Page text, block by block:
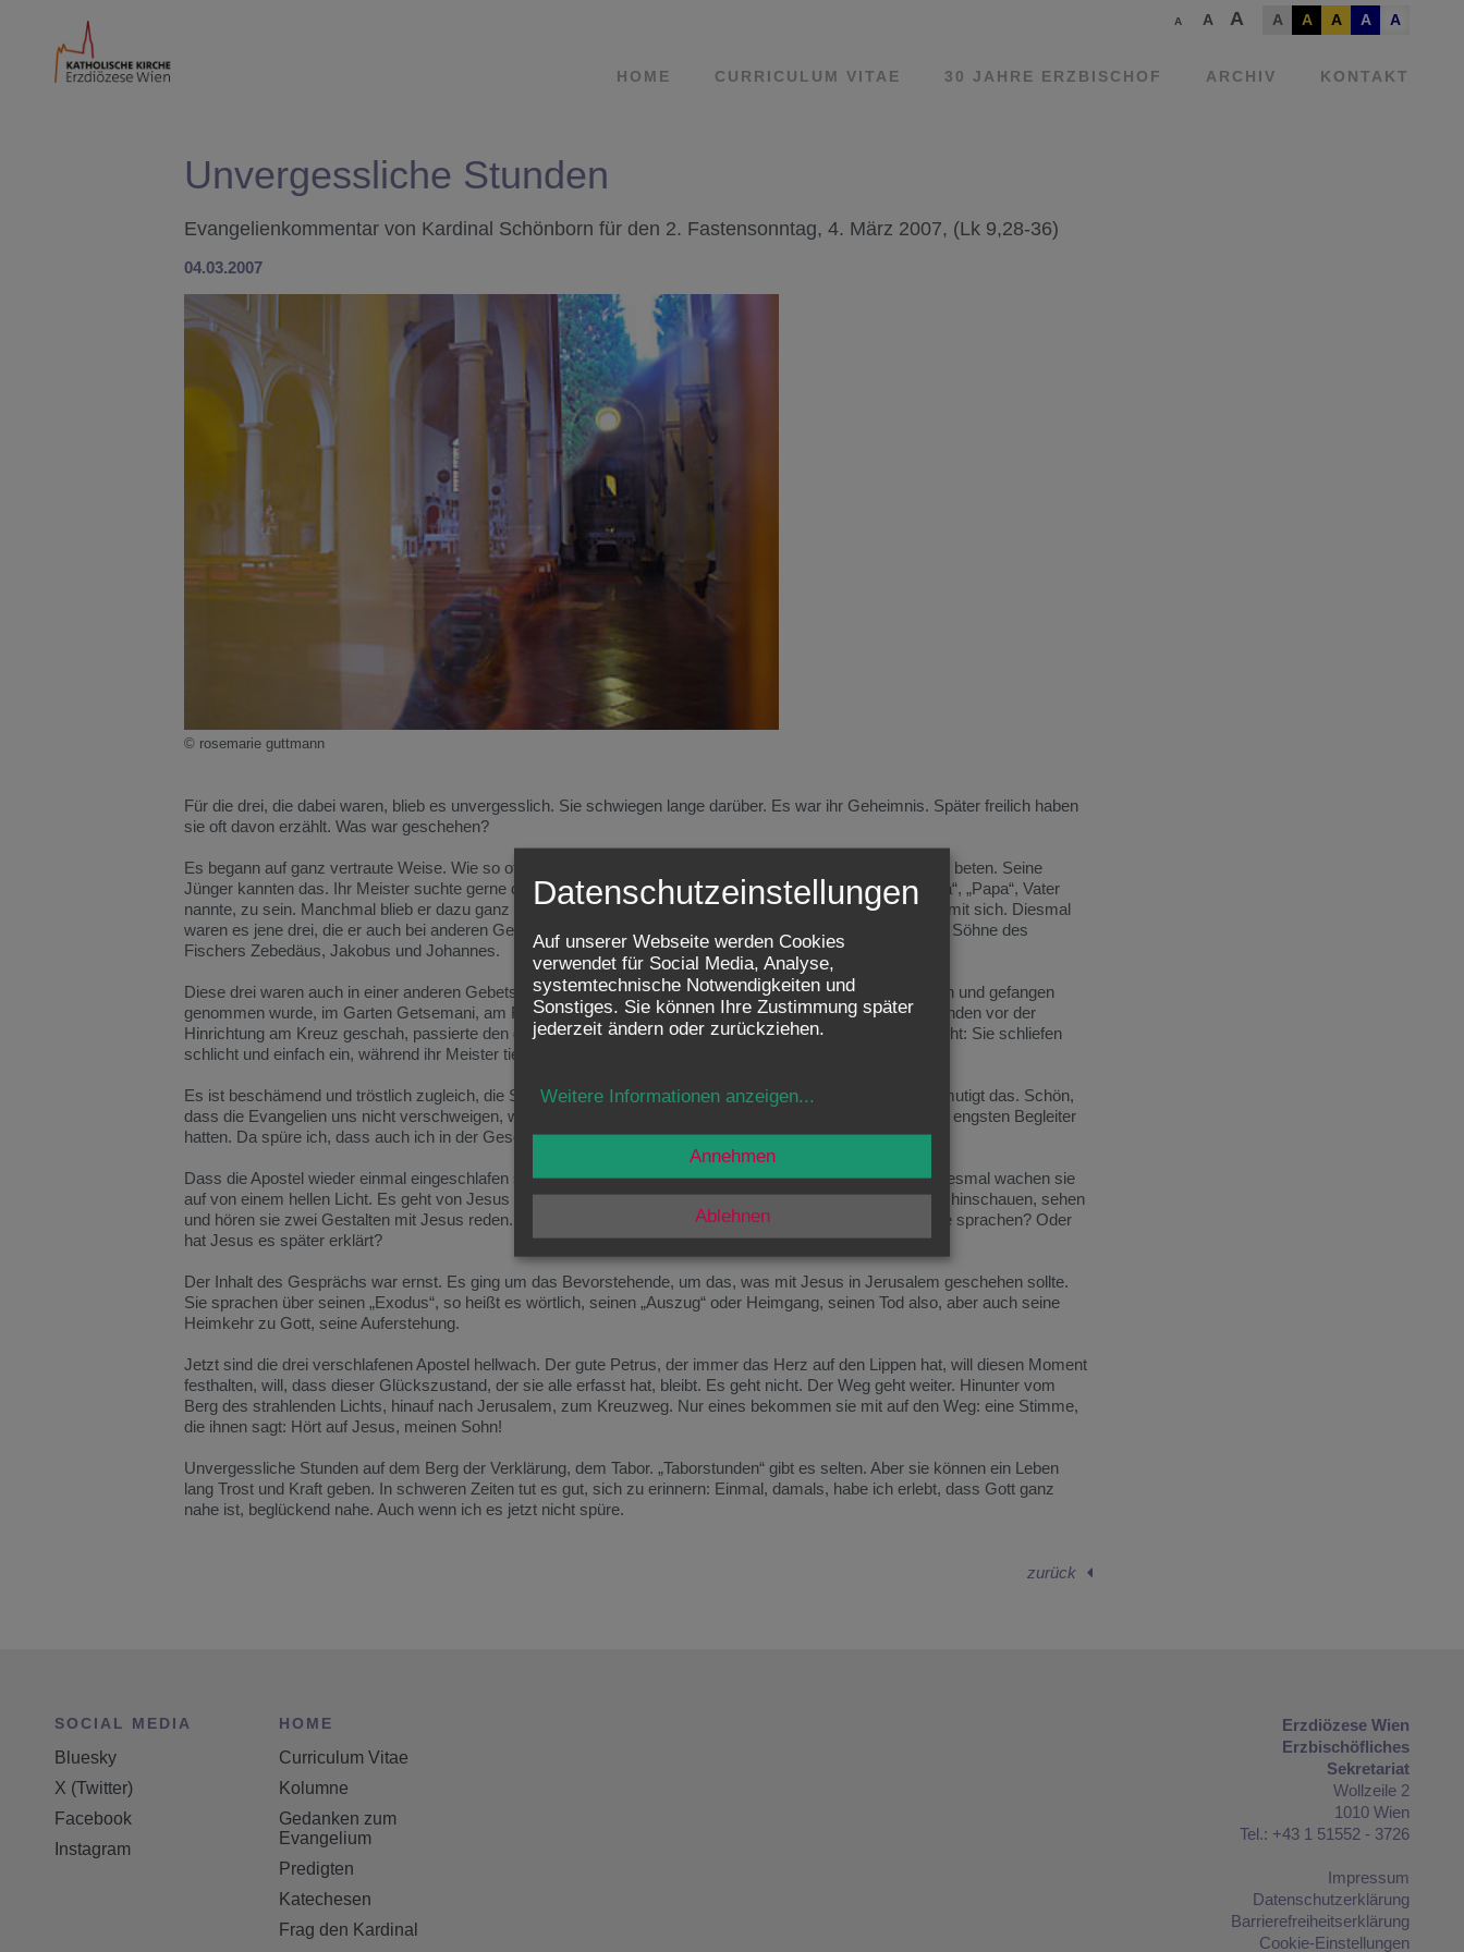
A A A A A A A A
HOME CURRICULUM VITAE 30 JAHRE ERZBISCHOF ARCHIV KONTAKT
Unvergessliche Stunden
Evangelienkommentar von Kardinal Schönborn für den 2. Fastensonntag, 4. März 2007, (Lk 9,28-36)
04.03.2007
© rosemarie guttmann
Für die drei, die dabei waren, blieb es unvergesslich. Sie schwiegen lange darüber. Es war ihr Geheimnis. Später freilich haben
sie oft davon erzählt. Was war geschehen?
Es begann auf ganz vertraute Weise. Wie so oft zog sich Jesus wieder einmal auf einen Berg zurück, um zu beten. Seine
Jünger kannten das. Ihr Meister suchte gerne die Einsamkeit auf, um mit seinem Gott, den er liebevoll „Abba“, „Papa“, Vater
nannte, zu sein. Manchmal blieb er dazu ganz alleine, gelegentlich nahm er einige wenige aus seinem Kreis mit sich. Diesmal
waren es jene drei, die er auch bei anderen Gelegenheiten nahe bei sich haben wollte: Petrus und die beiden Söhne des
Fischers Zebedäus, Jakobus und Johannes.
Diese drei waren auch in einer anderen Gebetsnacht besonders nahe bei Jesus: in der Nacht, als er verraten und gefangen
genommen wurde, im Garten Getsemani, am Fuß des Ölbergs, in Jerusalem. Und was damals, wenige Stunden vor der
Hinrichtung am Kreuz geschah, passierte den dreien auch in der Nacht, von der heute das Evangelium spricht: Sie schliefen
schlicht und einfach ein, während ihr Meister tief ins Gebet versunken war.
Es ist beschämend und tröstlich zugleich, die Schwäche und Menschlichkeit der Apostel zu sehen. Mich ermutigt das. Schön,
dass die Evangelien uns nicht verschweigen, welche Fehler und Unzulänglichkeiten die ersten Jünger, seine engsten Begleiter
hatten. Da spüre ich, dass auch ich in der Gesellschaft Jesu Platz habe.
Dass die Apostel wieder einmal eingeschlafen sind, ist nicht das Besondere an dieser Gebetsnacht Jesu. Diesmal wachen sie
auf von einem hellen Licht. Es geht von Jesus selber aus, von seinem Gesicht und seinem Gewand. Als sie hinschauen, sehen
und hören sie zwei Gestalten mit Jesus reden. Woher wussten sie, wer die beiden waren? Aus dem, was sie sprachen? Oder
hat Jesus es später erklärt?
Der Inhalt des Gesprächs war ernst. Es ging um das Bevorstehende, um das, was mit Jesus in Jerusalem geschehen sollte.
Sie sprachen über seinen „Exodus“, so heißt es wörtlich, seinen „Auszug“ oder Heimgang, seinen Tod also, aber auch seine
Heimkehr zu Gott, seine Auferstehung.
Jetzt sind die drei verschlafenen Apostel hellwach. Der gute Petrus, der immer das Herz auf den Lippen hat, will diesen Moment
festhalten, will, dass dieser Glückszustand, der sie alle erfasst hat, bleibt. Es geht nicht. Der Weg geht weiter. Hinunter vom
Berg des strahlenden Lichts, hinauf nach Jerusalem, zum Kreuzweg. Nur eines bekommen sie mit auf den Weg: eine Stimme,
die ihnen sagt: Hört auf Jesus, meinen Sohn!
Unvergessliche Stunden auf dem Berg der Verklärung, dem Tabor. „Taborstunden“ gibt es selten. Aber sie können ein Leben
lang Trost und Kraft geben. In schweren Zeiten tut es gut, sich zu erinnern: Einmal, damals, habe ich erlebt, dass Gott ganz
nahe ist, beglückend nahe. Auch wenn ich es jetzt nicht spüre.
zurück
SOCIAL MEDIA
Bluesky
X (Twitter)
Facebook
Instagram
HOME
Curriculum Vitae
Kolumne
Gedanken zum
Evangelium
Predigten
Katechesen
Frag den Kardinal
Erzdiözese Wien
Erzbischöfliches
Sekretariat
Wollzeile 2
1010 Wien
Tel.: +43 1 51552 - 3726
Impressum
Datenschutzerklärung
Barrierefreiheitserklärung
Cookie-Einstellungen
Datenschutzeinstellungen
Auf unserer Webseite werden Cookies
verwendet für Social Media, Analyse,
systemtechnische Notwendigkeiten und
Sonstiges. Sie können Ihre Zustimmung später
jederzeit ändern oder zurückziehen.
Weitere Informationen anzeigen...
Ablehnen
Annehmen